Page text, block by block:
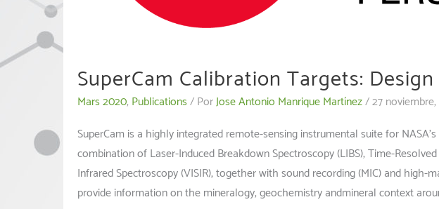
SuperCam Calibration Targets:
Mars 2020, Publications/ PorJose Antonio Manrique Martínez/27
SuperCam is a highly integrated remote-sensing instrumental suite for
combination of Laser-Induced Breakdown Spectroscopy (LIBS), Time-
Infrared Spectroscopy (VISIR), together with sound recording (MIC) and high-
provide information on the mineralogy, geochemistry andmineral context